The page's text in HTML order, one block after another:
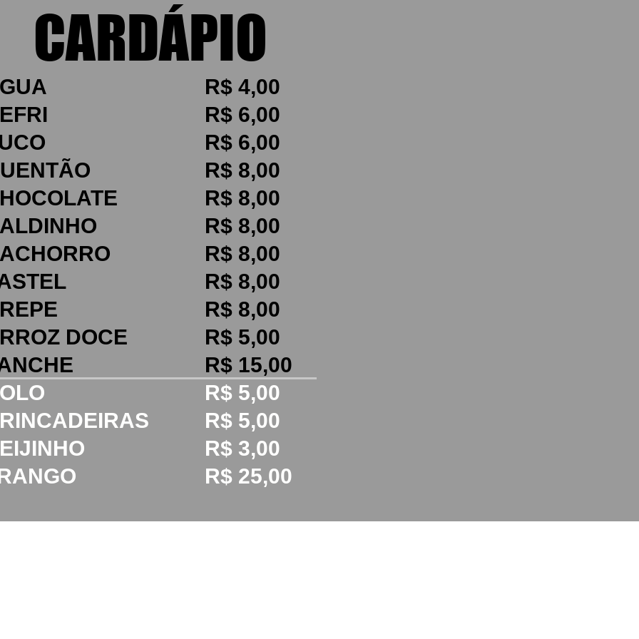
CARDÁPIO
CARDÁPIO
DOCE
R$ 4,00
R$ 6,00
R$ 6,00
R$ 8,00
R$ 8,00
R$ 8,00
R$ 8,00
R$ 8,00
R$ 8,00
R$ 5,00
R$ 15,00
R$ 5,00
R$ 5,00
R$ 3,00
R$ 25,00